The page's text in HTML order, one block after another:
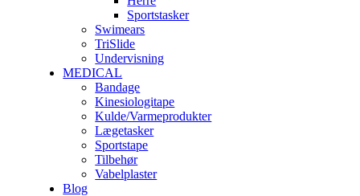
Sportstasker
Swimears
TriSlide
Undervisning
MEDICAL
Bandage
Kinesiologitape
Kulde/Varmeprodukter
Lægetasker
Sportstape
Tilbehør
Vabelplaster
Blog